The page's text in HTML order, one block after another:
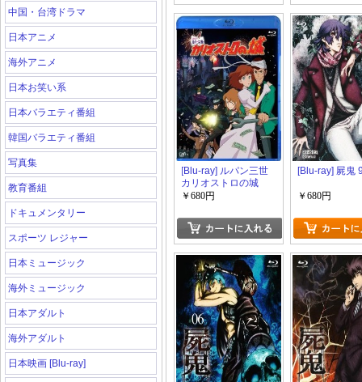
中国・台湾ドラマ
日本アニメ
海外アニメ
日本お笑い系
日本バラエティ番組
韓国バラエティ番組
写真集
教育番組
ドキュメンタリー
スポーツ レジャー
日本ミュージック
海外ミュージック
日本アダルト
海外アダルト
日本映画 [Blu-ray]
[Blu-ray] ルパン三世
カリオストロの城
￥680円
[Blu-ray] 屍鬼
￥680円